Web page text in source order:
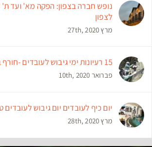
נופש חברה בצפון: הפקה מא' ועד ת'
לצפון
מרץ 27th, 2020
15 רעיונות ימי גיבוש לעובדים -חורף בצפון
פברואר 10th, 2020
יום כיף לעובדים יום גיבוש לעובדים
מרץ 28th, 2020